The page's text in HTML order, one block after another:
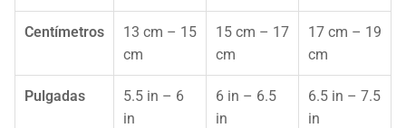
Centímetros
13 cm – 15
cm
15 cm – 17
cm
17 cm – 19
cm
Pulgadas
5.5 in – 6
in
6 in – 6.5
in
6.5 in – 7.5
in